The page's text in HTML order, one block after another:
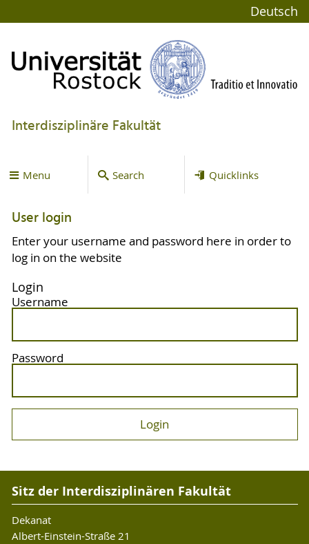
Deutsch
Interdisziplinäre Fakultät
Menu Search Quicklinks
User login
Enter your username and password here in order to
log in on the website
Login
Username
Password
Sitz der Interdisziplinären Fakultät
Dekanat
Albert-Einstein-Straße 21